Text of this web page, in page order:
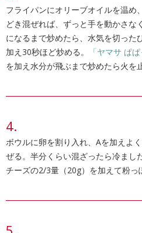
フライパンにオリーブオイルを温め
どき混ぜれば、ずっと手を動かさな
になるまで炒めたら、水気を切った
加え30秒ほど炒める。
「ヤマサ ぱ
を加え水分が飛ぶまで炒めたら火を
ボウルに卵を割り入れ、Aを加えよ
ぜる。半分くらい混ざったら冷まし
チーズの2/3量（20g）を加えて粉っ